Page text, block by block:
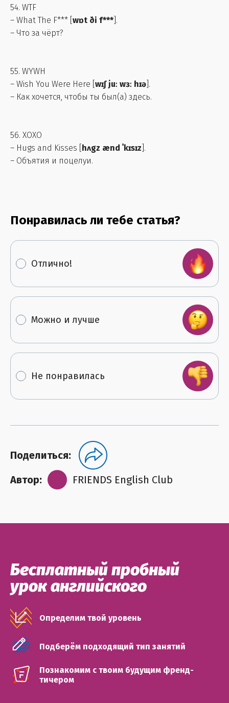
54. WTF
– What The F*** [ wɒt ði f*** ].
– Что за чёрт?
55. WYWH
– Wish You Were Here [ wɪʃ juː wɜː hɪə ].
– Как хочется, чтобы ты был(а) здесь.
56. XOXO
– Hugs and Kisses [ hʌgz ænd ˈkɪsɪz ].
– Объятия и поцелуи.
Понравилась ли тебе статья?
Отлично!
Можно и лучше
Не понравилась
Поделиться:
Автор:
FRIENDS English Club
Бесплатный пробный
урок английского
Определим твой уровень
Подберём подходящий тип занятий
Познакомим с твоим будущим френд-
тичером